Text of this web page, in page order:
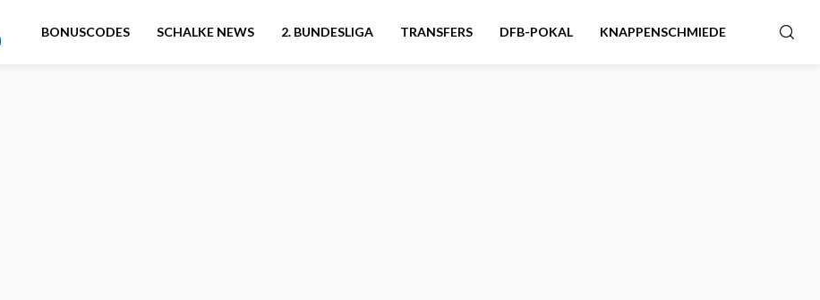
BONUSCODES SCHALKE NEWS 2. BUNDESLIGA TRANSFERS DFB-POKAL KNAPPENSCHMIEDE